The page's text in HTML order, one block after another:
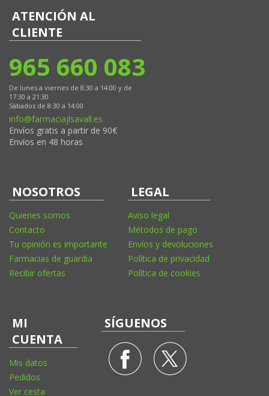
ATENCIÓN AL
CLIENTE
965 660 083
De lunes a viernes de 8:30 a 14:00 y de
17:30 a 21:30
Sábados de 8:30 a 14:00
info@farmaciajlsavall.es
Envíos gratis a partir de 90€
Envíos en 48 horas
NOSOTROS
Quienes somos
Contacto
Tu opinión es importante
Farmacias de guardia
Recibir ofertas
LEGAL
Aviso legal
Métodos de pago
Envíos y devoluciones
Política de privacidad
Política de cookies
MI
CUENTA
Mis datos
Pedidos
Ver cesta
SÍGUENOS